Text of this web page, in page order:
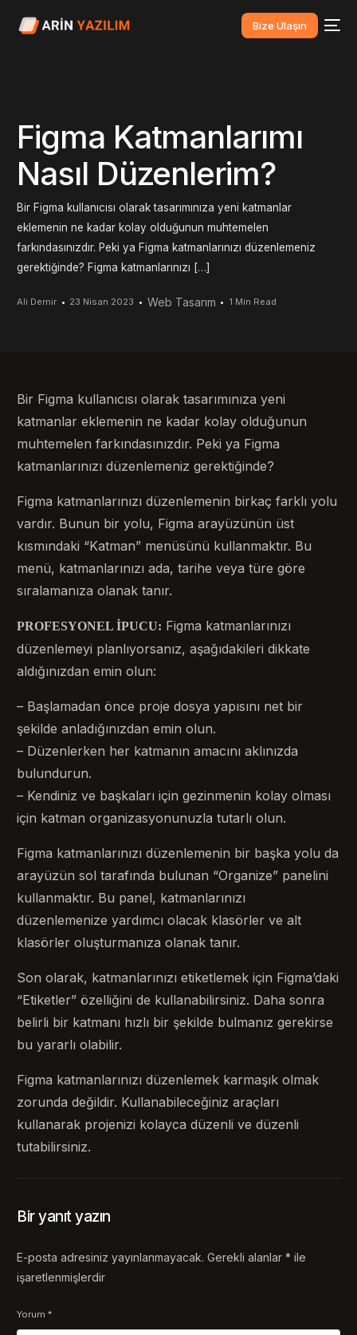
Bize Ulaşın
Figma Katmanlarımı
Nasıl Düzenlerim?
Bir Figma kullanıcısı olarak tasarımınıza yeni katmanlar
eklemenin ne kadar kolay olduğunun muhtemelen
farkındasınızdır. Peki ya Figma katmanlarınızı düzenlemeniz
gerektiğinde? Figma katmanlarınızı […]
Ali Demir 23 Nisan 2023 Web Tasarım 1 Min Read
Bir Figma kullanıcısı olarak tasarımınıza yeni
katmanlar eklemenin ne kadar kolay olduğunun
muhtemelen farkındasınızdır. Peki ya Figma
katmanlarınızı düzenlemeniz gerektiğinde?
Figma katmanlarınızı düzenlemenin birkaç farklı yolu
vardır. Bunun bir yolu, Figma arayüzünün üst
kısmındaki “Katman” menüsünü kullanmaktır. Bu
menü, katmanlarınızı ada, tarihe veya türe göre
sıralamanıza olanak tanır.
PROFESYONEL İPUCU: Figma katmanlarınızı
düzenlemeyi planlıyorsanız, aşağıdakileri dikkate
aldığınızdan emin olun:
– Başlamadan önce proje dosya yapısını net bir
şekilde anladığınızdan emin olun.
– Düzenlerken her katmanın amacını aklınızda
bulundurun.
– Kendiniz ve başkaları için gezinmenin kolay olması
için katman organizasyonunuzla tutarlı olun.
Figma katmanlarınızı düzenlemenin bir başka yolu da
arayüzün sol tarafında bulunan “Organize” panelini
kullanmaktır. Bu panel, katmanlarınızı
düzenlemenize yardımcı olacak klasörler ve alt
klasörler oluşturmanıza olanak tanır.
Son olarak, katmanlarınızı etiketlemek için Figma’daki
“Etiketler” özelliğini de kullanabilirsiniz. Daha sonra
belirli bir katmanı hızlı bir şekilde bulmanız gerekirse
bu yararlı olabilir.
Figma katmanlarınızı düzenlemek karmaşık olmak
zorunda değildir. Kullanabileceğiniz araçları
kullanarak projenizi kolayca düzenli ve düzenli
tutabilirsiniz.
Bir yanıt yazın
E-posta adresiniz yayınlanmayacak. Gerekli alanlar* ile
işaretlenmişlerdir
Yorum*